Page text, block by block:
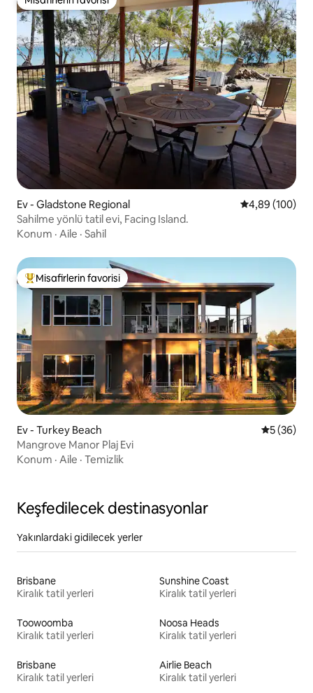
Misafirlerin favorisi
Ev - Gladstone Regional 5 üzerinden
4,89 (100)
Sahilme yönlü tatil evi, Facing Island.
Konum · Aile · Sahil
Misafirlerin favorilerinden en beğenilenler arasında
Misafirlerin favorisi
Ev - Turkey Beach 55 (36)
Mangrove Manor Plaj Evi
Konum · Aile · Temizlik
Keşfedilecek destinasyonlar
Yakınlardaki gidilecek yerler
Brisbane
Kiralık tatil yerleri
Sunshine Coast
Kiralık tatil yerleri
Toowoomba
Kiralık tatil yerleri
Noosa Heads
Kiralık tatil yerleri
Brisbane
Kiralık tatil yerleri
Airlie Beach
Kiralık tatil yerleri